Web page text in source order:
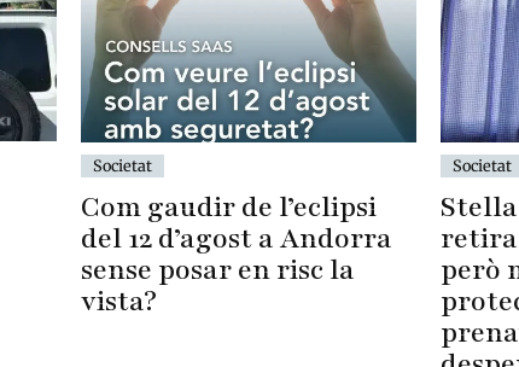
Societat
Com gaudir de l’eclipsi
del 12 d’agost a Andorra
sense posar en risc la
vista?
Societat
però